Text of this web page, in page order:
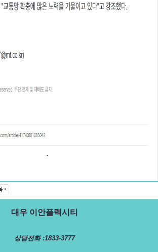
.
대우 이안플렉시티
상담전화 :1833-3777